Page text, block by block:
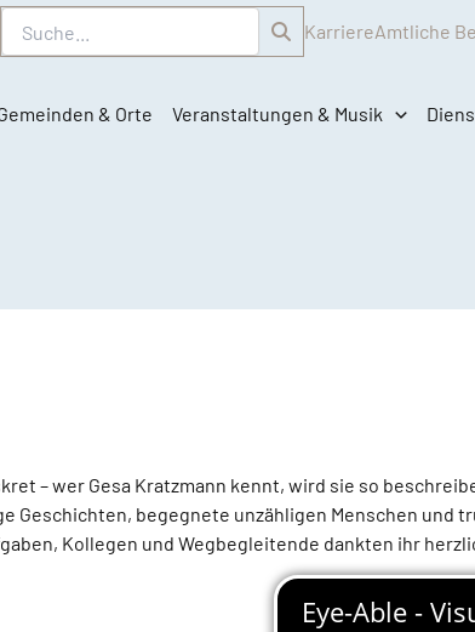
Suche KarriereAmtliche
& Orte Veranstaltungen & Musik
– wer Gesa Kratzmann kennt, wird sie so
Geschichten, begegnete unzähligen Menschen und
Kollegen und Wegbegleitende dankten ihr